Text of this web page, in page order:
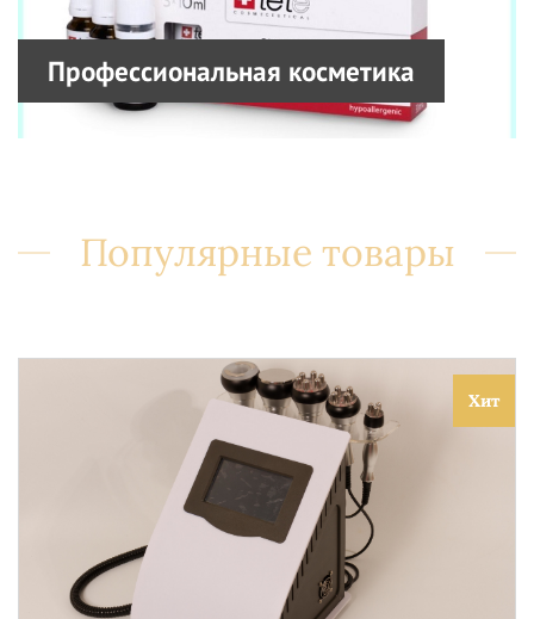
Профессиональная косметика
Популярные товары
Хит